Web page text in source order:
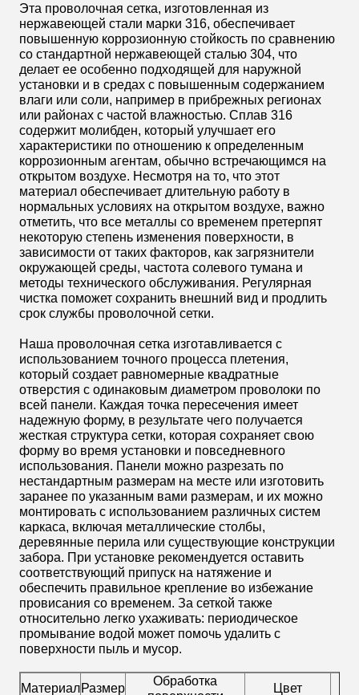
Эта проволочная сетка, изготовленная из
нержавеющей стали марки 316, обеспечивает
повышенную коррозионную стойкость по сравнению
со стандартной нержавеющей сталью 304, что
делает ее особенно подходящей для наружной
установки и в средах с повышенным содержанием
влаги или соли, например в прибрежных регионах
или районах с частой влажностью. Сплав 316
содержит молибден, который улучшает его
характеристики по отношению к определенным
коррозионным агентам, обычно встречающимся на
открытом воздухе. Несмотря на то, что этот
материал обеспечивает длительную работу в
нормальных условиях на открытом воздухе, важно
отметить, что все металлы со временем претерпят
некоторую степень изменения поверхности, в
зависимости от таких факторов, как загрязнители
окружающей среды, частота солевого тумана и
методы технического обслуживания. Регулярная
чистка поможет сохранить внешний вид и продлить
срок службы проволочной сетки.
Наша проволочная сетка изготавливается с
использованием точного процесса плетения,
который создает равномерные квадратные
отверстия с одинаковым диаметром проволоки по
всей панели. Каждая точка пересечения имеет
надежную форму, в результате чего получается
жесткая структура сетки, которая сохраняет свою
форму во время установки и повседневного
использования. Панели можно разрезать по
нестандартным размерам на месте или изготовить
заранее по указанным вами размерам, и их можно
монтировать с использованием различных систем
каркаса, включая металлические столбы,
деревянные перила или существующие конструкции
забора. При установке рекомендуется оставить
соответствующий припуск на натяжение и
обеспечить правильное крепление во избежание
провисания со временем. За сеткой также
относительно легко ухаживать: периодическое
промывание водой может помочь удалить с
поверхности пыль и мусор.
МатериалРазмер
Обработка
Цвет